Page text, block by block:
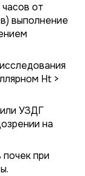
от
выполнение
Ht >
УЗДГ
на
при